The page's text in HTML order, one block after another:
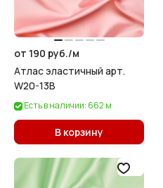
от 190 руб./м
Атлас эластичный арт.
W20-13B
Есть в наличии: 662 м
В корзину